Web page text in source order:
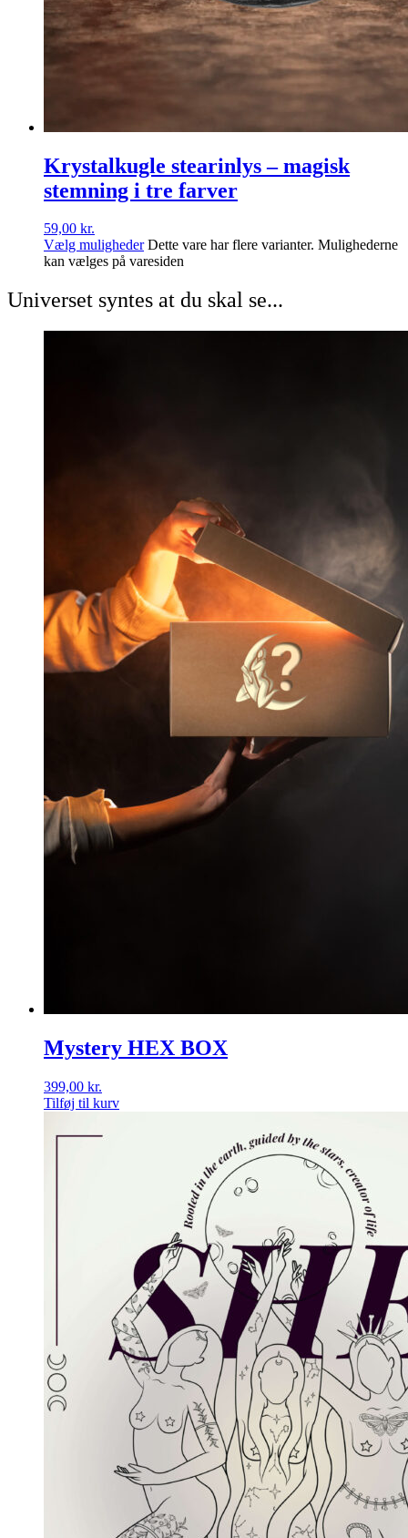
Krystalkugle stearinlys – magisk
stemning i tre farver
59,00 kr.
Vælg muligheder Dette vare har flere varianter. Mulighederne
kan vælges på varesiden
Universet syntes at du skal se...
Mystery HEX BOX
399,00 kr.
Tilføj til kurv